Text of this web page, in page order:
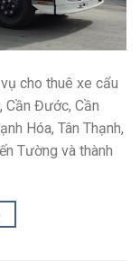
cho thuê xe cẩu
Cần Đước, Cần
Hóa, Tân Thạnh,
Tường và thành